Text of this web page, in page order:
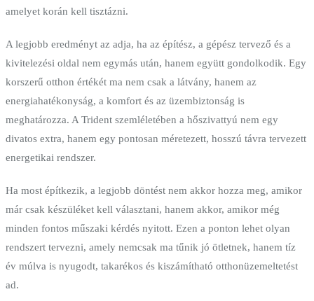
amelyet korán kell tisztázni.
A legjobb eredményt az adja, ha az építész, a gépész tervező és a
kivitelezési oldal nem egymás után, hanem együtt gondolkodik. Egy
korszerű otthon értékét ma nem csak a látvány, hanem az
energiahatékonyság, a komfort és az üzembiztonság is
meghatározza. A Trident szemléletében a hőszivattyú nem egy
divatos extra, hanem egy pontosan méretezett, hosszú távra tervezett
energetikai rendszer.
Ha most építkezik, a legjobb döntést nem akkor hozza meg, amikor
már csak készüléket kell választani, hanem akkor, amikor még
minden fontos műszaki kérdés nyitott. Ezen a ponton lehet olyan
rendszert tervezni, amely nemcsak ma tűnik jó ötletnek, hanem tíz
év múlva is nyugodt, takarékos és kiszámítható otthonüzemeltetést
ad.